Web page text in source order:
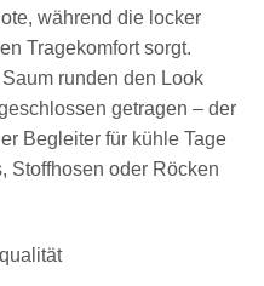
während die locker
Tragekomfort sorgt.
runden den Look
getragen – der
Begleiter für kühle Tage
Stoffhosen oder Röcken